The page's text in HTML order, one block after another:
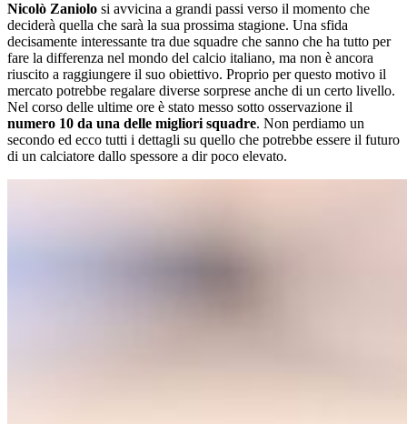
Nicolò Zaniolo si avvicina a grandi passi verso il momento che
deciderà quella che sarà la sua prossima stagione. Una sfida
decisamente interessante tra due squadre che sanno che ha tutto per
fare la differenza nel mondo del calcio italiano, ma non è ancora
riuscito a raggiungere il suo obiettivo. Proprio per questo motivo il
mercato potrebbe regalare diverse sorprese anche di un certo livello.
Nel corso delle ultime ore è stato messo sotto osservazione il
numero 10 da una delle migliori squadre. Non perdiamo un
secondo ed ecco tutti i dettagli su quello che potrebbe essere il futuro
di un calciatore dallo spessore a dir poco elevato.